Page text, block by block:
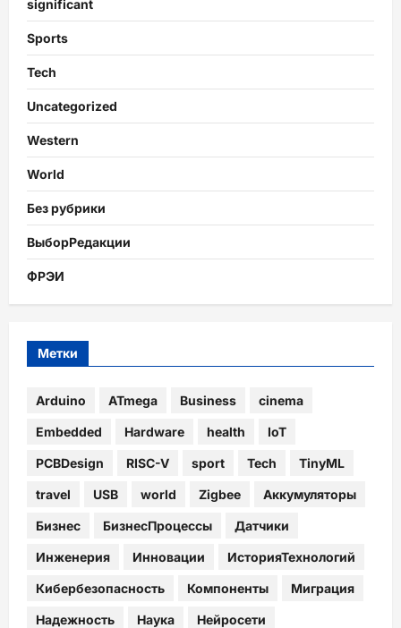
significant
Sports
Tech
Uncategorized
Western
World
Без рубрики
ВыборРедакции
ФРЭИ
Метки
Arduino ATmega Business cinema
Embedded Hardware health IoT
PCBDesign RISC-V sport Tech TinyML
travel USB world Zigbee Аккумуляторы
Бизнес БизнесПроцессы Датчики
Инженерия Инновации ИсторияТехнологий
Кибербезопасность Компоненты Миграция
Надежность Наука Нейросети